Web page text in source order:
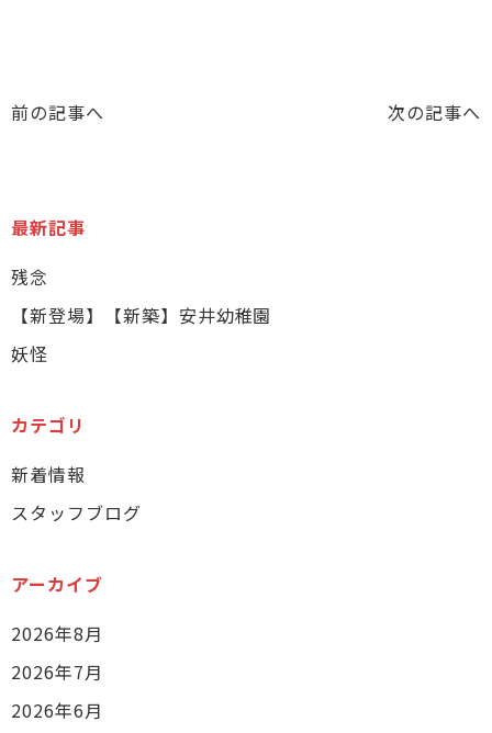
前の記事へ 次の記事へ
最新記事
残念
【新登場】【新築】安井幼稚園
妖怪
カテゴリ
新着情報
スタッフブログ
アーカイブ
2026年8月
2026年7月
2026年6月